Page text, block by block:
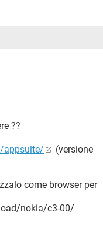
??
appsuite/
(versione
come browser per
nokia/c3-00/